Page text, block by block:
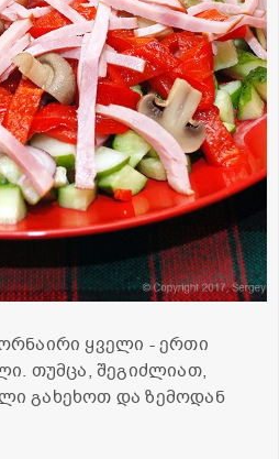
ყველი - ერთი
თუმცა, შეგიძლიათ,
გახეხოთ და ზემოდან